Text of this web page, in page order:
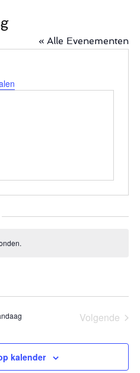
« Alle Evenementen
Volgende
kalender